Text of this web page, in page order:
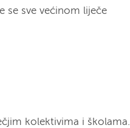
se sve većinom liječe
kolektivima i školama.